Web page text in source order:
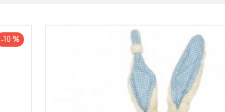
-10 %